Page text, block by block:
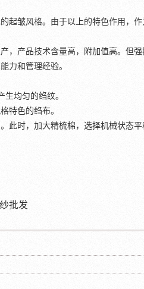
起皱风格。由于以上的特色作用，
，产品技术含量高，附加值高。但
力和管理经验。
均匀的绉纹。
特色的绉布。
此时，加大精梳棉，选择机械状态
批发